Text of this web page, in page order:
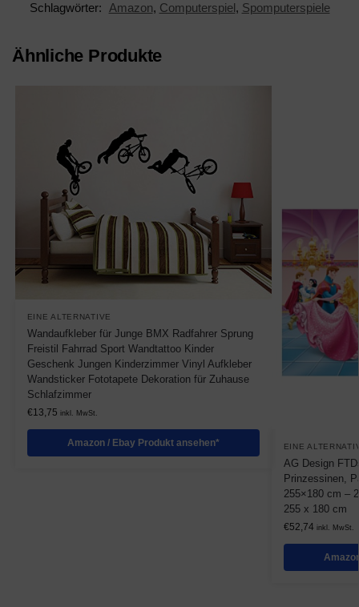
Schlagwörter:
Amazon, Computerspiel, Spomputerspiele
Ähnliche Produkte
EINE ALTERNATIVE
Wandaufkleber für Junge BMX Radfahrer Sprung
Freistil Fahrrad Sport Wandtattoo Kinder
Geschenk Jungen Kinderzimmer Vinyl Aufkleber
Wandsticker Fototapete Dekoration für Zuhause
Schlafzimmer
€13,75 inkl. MwSt.
Amazon / Ebay Produkt ansehen* EINE
AG Design
Prinzessinen,
255×180 cm –
255 x 180 cm
€52,74 inkl. MwSt.